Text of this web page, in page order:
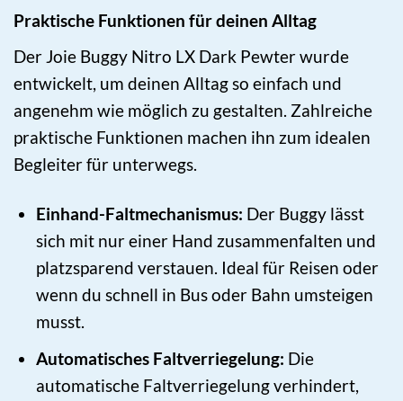
Praktische Funktionen für deinen Alltag
Der Joie Buggy Nitro LX Dark Pewter wurde
entwickelt, um deinen Alltag so einfach und
angenehm wie möglich zu gestalten. Zahlreiche
praktische Funktionen machen ihn zum idealen
Begleiter für unterwegs.
Einhand-Faltmechanismus: Der Buggy lässt
sich mit nur einer Hand zusammenfalten und
platzsparend verstauen. Ideal für Reisen oder
wenn du schnell in Bus oder Bahn umsteigen
musst.
Automatisches Faltverriegelung: Die
automatische Faltverriegelung verhindert,